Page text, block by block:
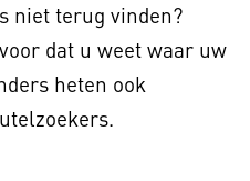
niet terug vinden?
dat u weet waar uw
heten ook